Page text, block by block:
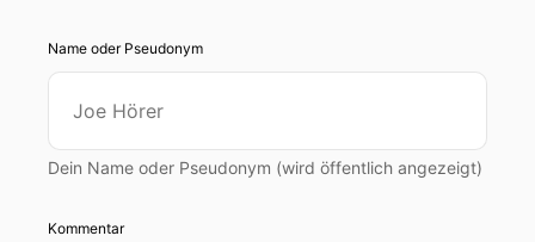
Name oder Pseudonym
Dein Name oder Pseudonym (wird öffentlich angezeigt)
Kommentar